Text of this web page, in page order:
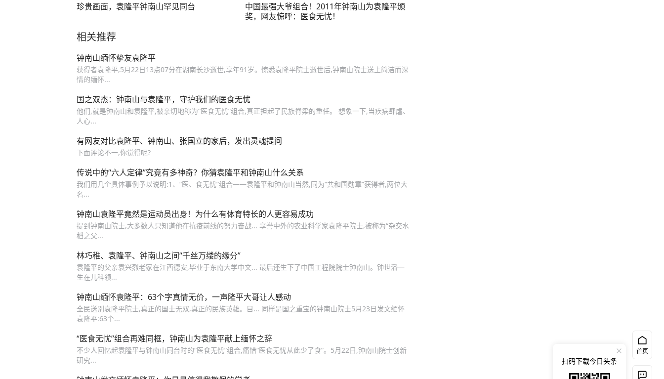
珍贵画面，袁隆平钟南山罕见同台
中国最强大爷组合！2011年钟南山为袁隆平颁
奖，网友惊呼：医食无忧！
相关推荐
钟南山缅怀挚友袁隆平
获得者袁隆平,5月22日13点07分在湖南长沙逝世,享年91岁。惊悉袁隆平院士逝世后,钟南山院士送上简洁而深
情的缅怀...
国之双杰：钟南山与袁隆平，守护我们的医食无忧
他们,就是钟南山和袁隆平,被亲切地称为“医食无忧”组合,真正担起了民族脊梁的重任。 想象一下,当疾病肆虐、
人心...
有网友对比袁隆平、钟南山、张国立的家后，发出灵魂提问
下面评论不一,你觉得呢?
传说中的“六人定律”究竟有多神奇？你猜袁隆平和钟南山什么关系
我们用几个具体事例予以说明:1、“医、食无忧”组合——袁隆平和钟南山当然,同为“共和国勋章”获得者,两位大
名...
钟南山袁隆平竟然是运动员出身！为什么有体育特长的人更容易成功
提到钟南山院士,大多数人只知道他在抗疫前线的努力奋战... 享誉中外的农业科学家袁隆平院士,被称为“杂交水
稻之父...
林巧稚、袁隆平、钟南山之间“千丝万缕的缘分”
袁隆平的父亲袁兴烈老家在江西德安,毕业于东南大学中文... 最后还生下了中国工程院院士钟南山。钟世潘一
生在儿科领...
钟南山缅怀袁隆平：63个字真情无价，一声隆平大哥让人感动
全民送别袁隆平院士,真正的国士无双,真正的民族英雄。目... 同样是国之重宝的钟南山院士5月23日发文缅怀
袁隆平:63个...
“医食无忧”组合再难同框，钟南山为袁隆平献上缅怀之辞
不少人回忆起袁隆平与钟南山同台时的“医食无忧”组合,痛惜“医食无忧从此少了食”。5月22日,钟南山院士创新
研究...
首页
扫码下载今日头条